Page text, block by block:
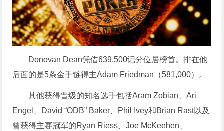
Donovan Dean凭借639,500记分位居榜首。排在他
后面的是5条金手链得主Adam Friedman（581,000）。
其他获得晋级的知名选手包括Aram Zobian、Ari
Engel、David “ODB” Baker、Phil Ivey和Brian Rast以及
曾获得主赛冠军的Ryan Riess、Joe McKeehen、